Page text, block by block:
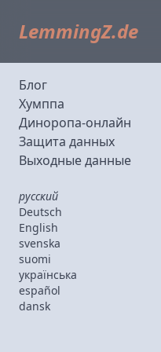
LemmingZ.de
Блог
Хумппа
Диноропа-онлайн
Защита данных
Выходные данные
русский
Deutsch
English
svenska
suomi
українська
español
dansk